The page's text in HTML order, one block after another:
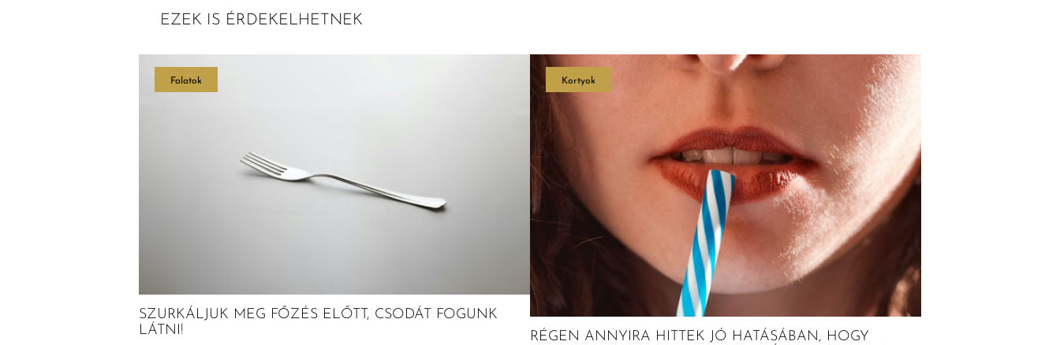
EZEK IS ÉRDEKELHETNEK
Falatok
SZURKÁLJUK MEG FŐZÉS ELŐTT, CSODÁT FOGUNK
LÁTNI!
Kortyok
RÉGEN ANNYIRA HITTEK JÓ HATÁSÁBAN, HOGY